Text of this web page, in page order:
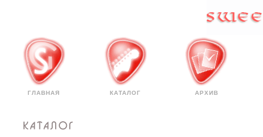
ГЛАВНАЯ КАТАЛОГ АРХИВ